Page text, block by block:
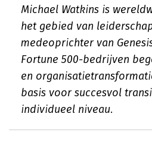
Michael Watkins is
het gebied van
medeoprichter van
Fortune 500-bedrijven
en
basis voor succesvol
individueel niveau.